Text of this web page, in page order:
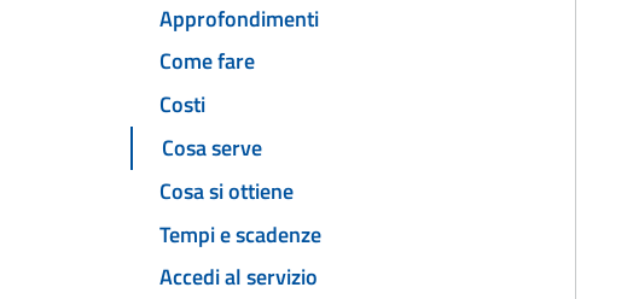
Approfondimenti
Come fare
Costi
Cosa serve
Cosa si ottiene
Tempi e scadenze
Accedi al servizio